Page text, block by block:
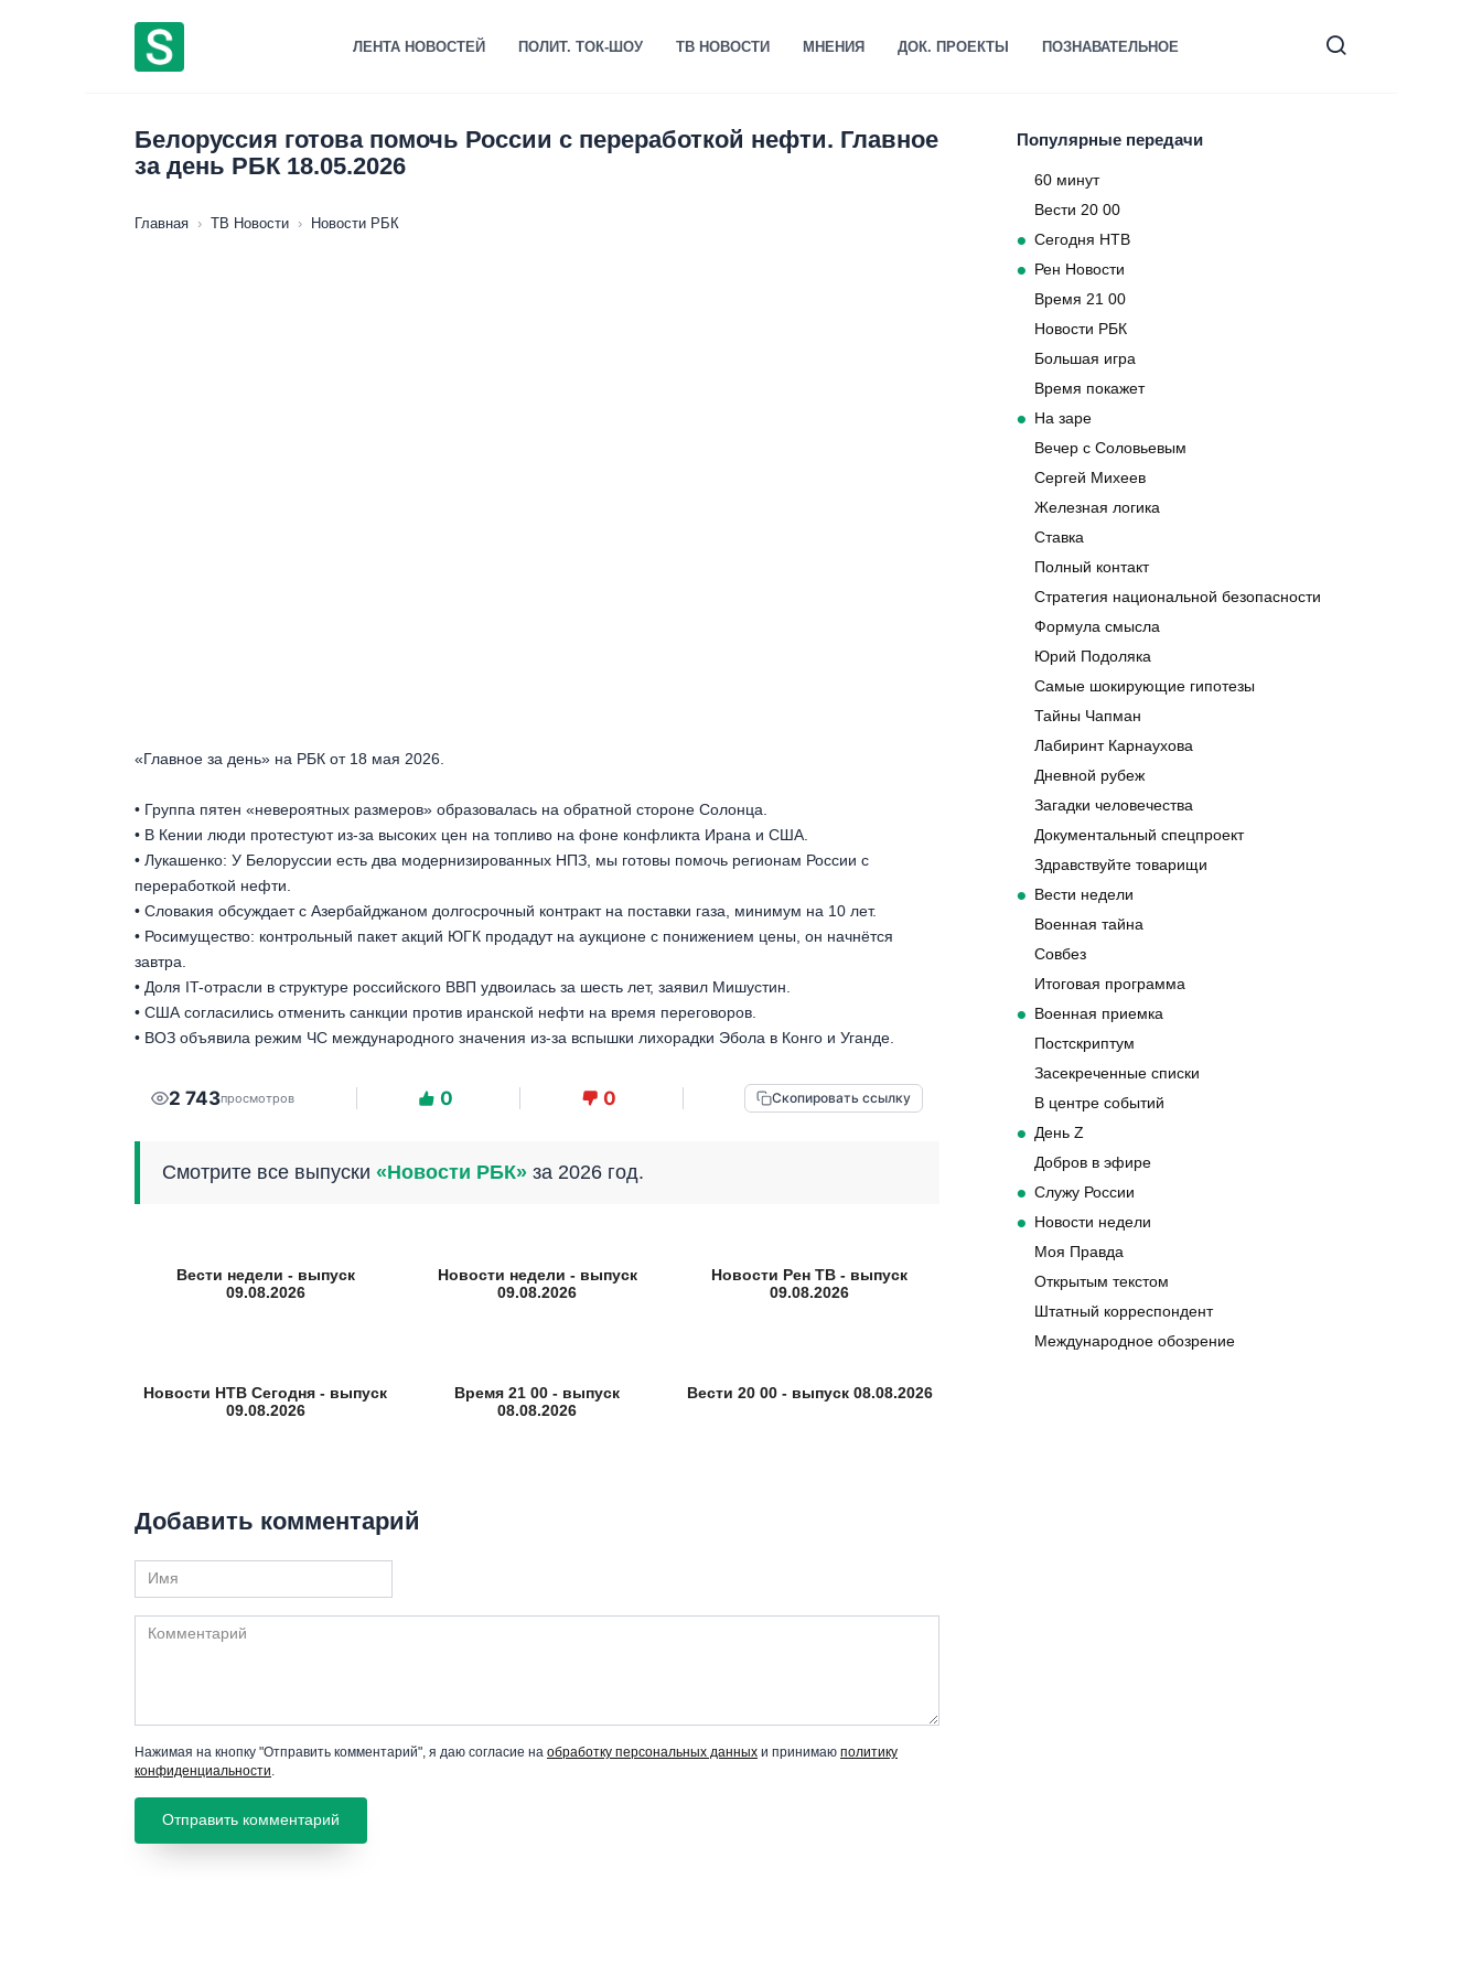
ЛЕНТА НОВОСТЕЙ ПОЛИТ. ТОК-ШОУ ТВ НОВОСТИ МНЕНИЯ ДОК. ПРОЕКТЫ ПОЗНАВАТЕЛЬНОЕ
Белоруссия готова помочь России с переработкой нефти. Главное
за день РБК 18.05.2026
Главная › ТВ Новости › Новости РБК
«Главное за день» на РБК от 18 мая 2026.
• Группа пятен «невероятных размеров» образовалась на обратной стороне Солонца.
• В Кении люди протестуют из-за высоких цен на топливо на фоне конфликта Ирана и США.
• Лукашенко: У Белоруссии есть два модернизированных НПЗ, мы готовы помочь регионам России с
переработкой нефти.
• Словакия обсуждает с Азербайджаном долгосрочный контракт на поставки газа, минимум на 10 лет.
• Росимущество: контрольный пакет акций ЮГК продадут на аукционе с понижением цены, он начнётся
завтра.
• Доля IT-отрасли в структуре российского ВВП удвоилась за шесть лет, заявил Мишустин.
• США согласились отменить санкции против иранской нефти на время переговоров.
• ВОЗ объявила режим ЧС международного значения из-за вспышки лихорадки Эбола в Конго и Уганде.
2 743просмотров 0 0 Скопировать ссылку
Смотрите все выпуски «Новости РБК» за 2026 год.
Вести недели - выпуск
09.08.2026
Новости недели - выпуск
09.08.2026
Новости Рен ТВ - выпуск
09.08.2026
Новости НТВ Сегодня - выпуск
09.08.2026
Время 21 00 - выпуск
08.08.2026
Вести 20 00 - выпуск 08.08.2026
Добавить комментарий
Имя
Комментарий
Нажимая на кнопку "Отправить комментарий", я даю согласие на обработку персональных данных и принимаю политику
конфиденциальности
Популярные передачи
60 минут
Вести 20 00
Сегодня НТВ
Рен Новости
Время 21 00
Новости РБК
Большая игра
Время покажет
На заре
Вечер с Соловьевым
Сергей Михеев
Железная логика
Ставка
Полный контакт
Стратегия национальной безопасности
Формула смысла
Юрий Подоляка
Самые шокирующие гипотезы
Тайны Чапман
Лабиринт Карнаухова
Дневной рубеж
Загадки человечества
Документальный спецпроект
Здравствуйте товарищи
Вести недели
Военная тайна
Совбез
Итоговая программа
Военная приемка
Постскриптум
Засекреченные списки
В центре событий
День Z
Добров в эфире
Служу России
Новости недели
Моя Правда
Открытым текстом
Штатный корреспондент
Международное обозрение